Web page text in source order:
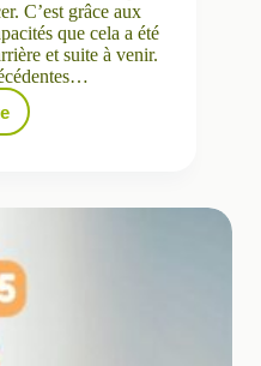
C’est grâce aux
que cela a été
et suite à venir.